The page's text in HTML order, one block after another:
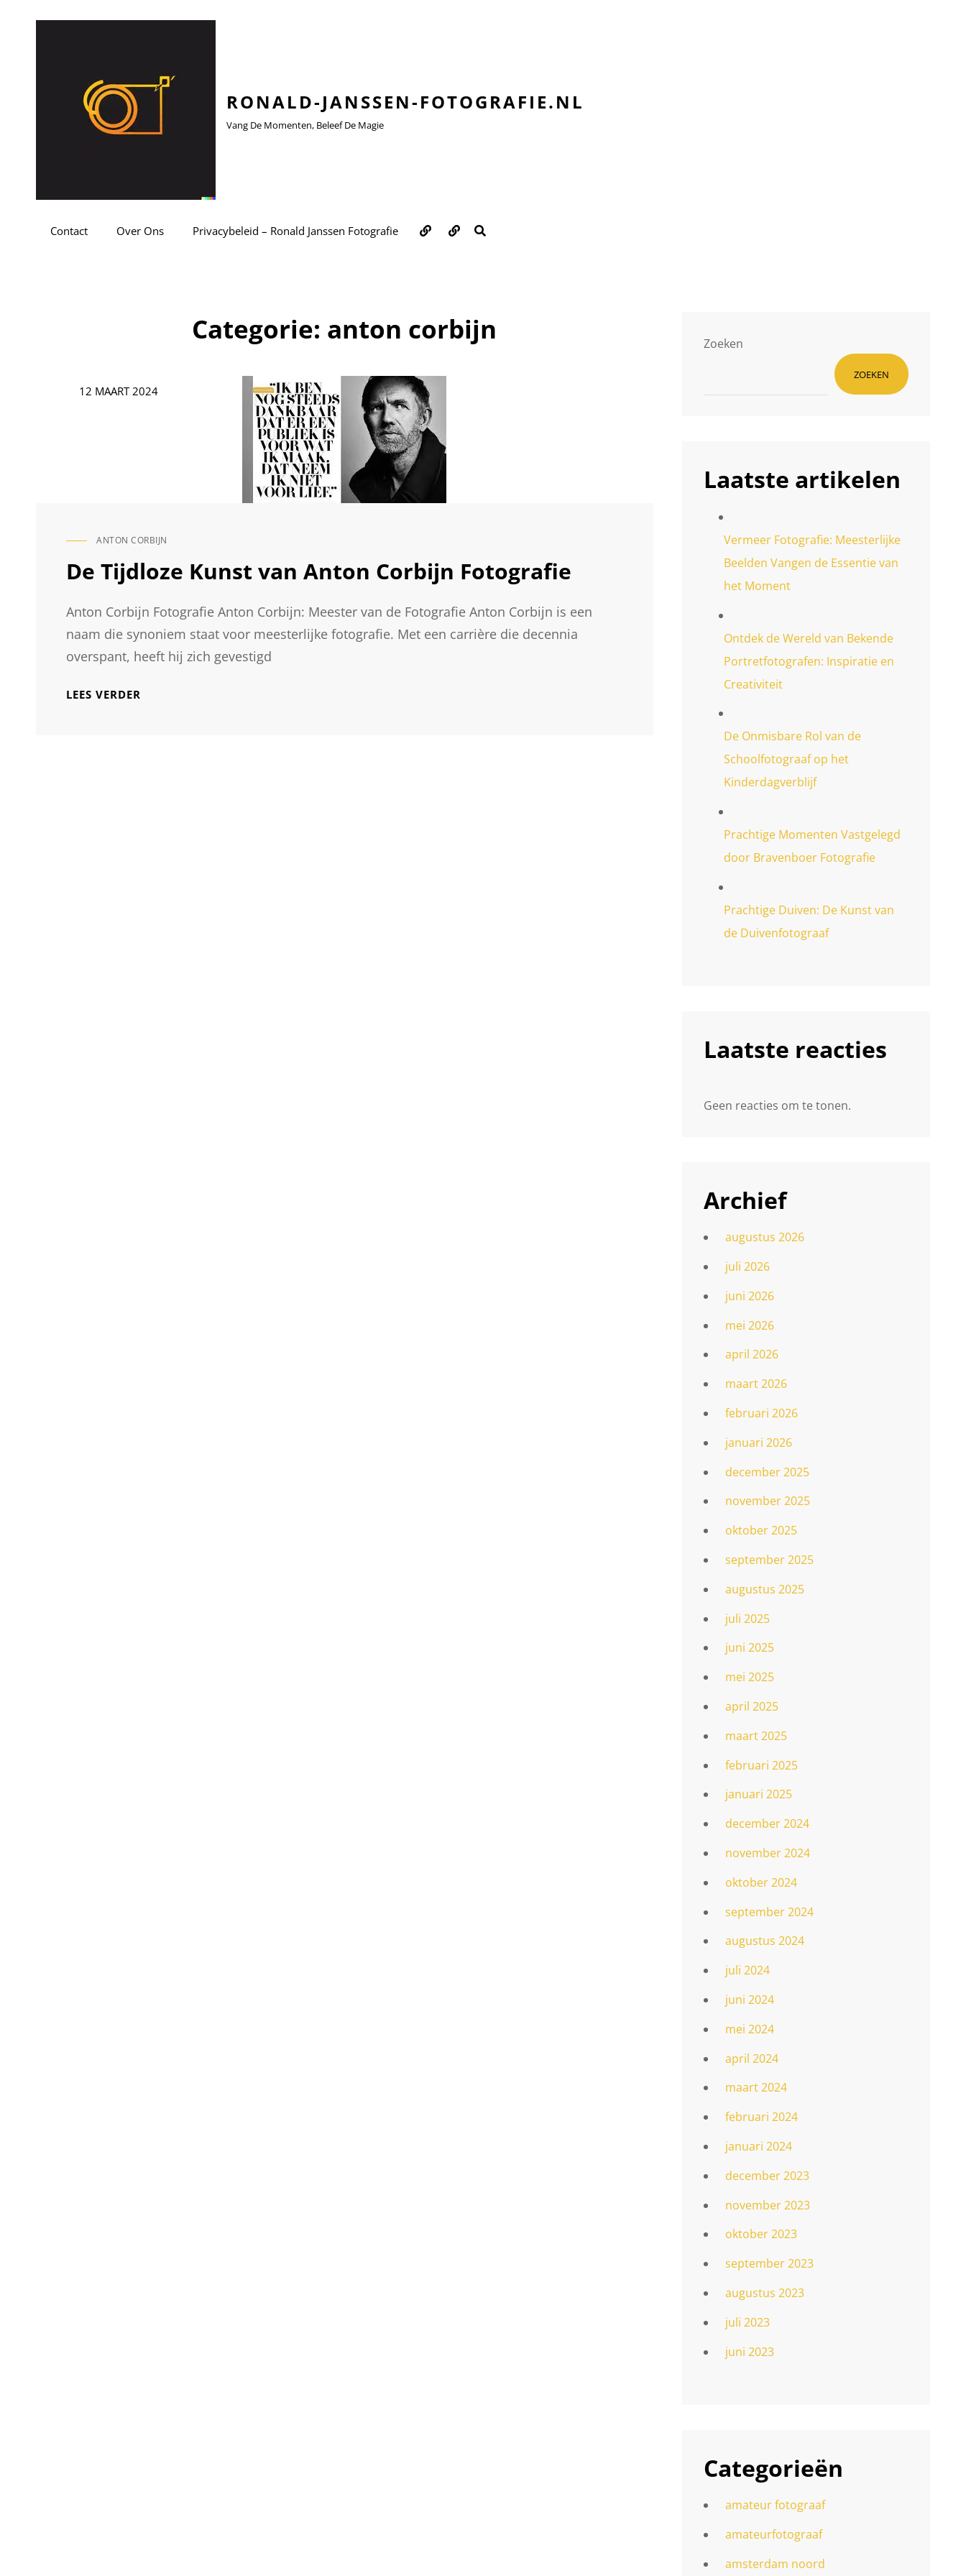
RONALD-JANSSEN-FOTOGRAFIE.NL
Vang De Momenten, Beleef De Magie
Contact Over Ons Privacybeleid – Ronald Janssen Fotografie Over
ons
Contact
Categorie: anton corbijn
Geplaatst12 MAART 2024
CAT
ANTON CORBIJN
De Tijdloze Kunst van Anton Corbijn Fotografie
Anton Corbijn Fotografie Anton Corbijn: Meester van de Fotografie Anton Corbijn is een
naam die synoniem staat voor meesterlijke fotografie. Met een carrière die decennia
overspant, heeft hij zich gevestigd
LEES VERDER
Zoeken
ZOEKEN
Laatste artikelen
Vermeer Fotografie: Meesterlijke
Beelden Vangen de Essentie van
het Moment
Ontdek de Wereld van Bekende
Portretfotografen: Inspiratie en
Creativiteit
De Onmisbare Rol van de
Schoolfotograaf op het
Kinderdagverblijf
Prachtige Momenten Vastgelegd
door Bravenboer Fotografie
Prachtige Duiven: De Kunst van
de Duivenfotograaf
Laatste reacties
Geen reacties om te tonen.
Archief
augustus 2026
juli 2026
juni 2026
mei 2026
april 2026
maart 2026
februari 2026
januari 2026
december 2025
november 2025
oktober 2025
september 2025
augustus 2025
juli 2025
juni 2025
mei 2025
april 2025
maart 2025
februari 2025
januari 2025
december 2024
november 2024
oktober 2024
september 2024
augustus 2024
juli 2024
juni 2024
mei 2024
april 2024
maart 2024
februari 2024
januari 2024
december 2023
november 2023
oktober 2023
september 2023
augustus 2023
juli 2023
juni 2023
Categorieën
amateur fotograaf
amateurfotograaf
amsterdam noord